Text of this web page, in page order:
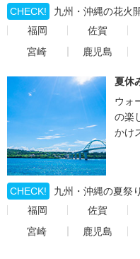
CHECK!
九州・沖縄の花火
福岡
佐賀
宮崎
鹿児島
夏休
ウォ
の楽
かけ
CHECK!
九州・沖縄の夏祭
福岡
佐賀
宮崎
鹿児島